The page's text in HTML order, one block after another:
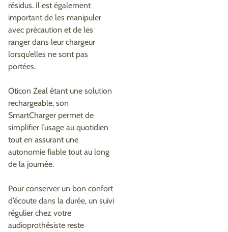
résidus. Il est également
important de les manipuler
avec précaution et de les
ranger dans leur chargeur
lorsqu’elles ne sont pas
portées.
Oticon Zeal étant une solution
rechargeable, son
SmartCharger permet de
simplifier l’usage au quotidien
tout en assurant une
autonomie fiable tout au long
de la journée.
Pour conserver un bon confort
d’écoute dans la durée, un suivi
régulier chez votre
audioprothésiste reste